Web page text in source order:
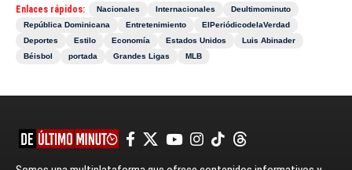
Enlaces rápidos: Nacionales Internacionales
Deultimominuto
República Dominicana
Entretenimiento
ElPeriódicodelaVerdad
Deportes
Estilo Economía Estados Unidos
Luis Abinader
Béisbol
portada Grandes Ligas MLB